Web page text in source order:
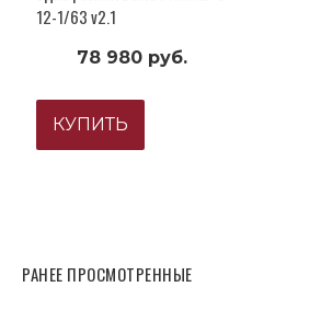
12-1/63 v2.1
78 980 руб.
КУПИТЬ
РАНЕЕ ПРОСМОТРЕННЫЕ